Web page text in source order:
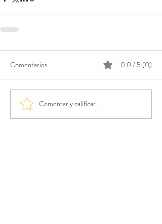
Comentarios 0.0 / 5 (0)
Comentar y calificar...